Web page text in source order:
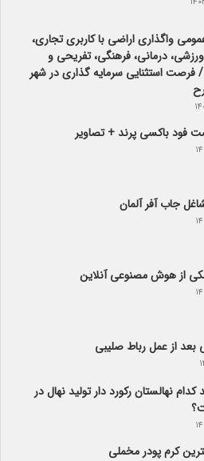
واگذاری اراضی با کاربری تجاری،
درمانی، فرهنگی، تفریحی و
استثنایی سرمایه گذاری در شهر
فود باکسی پرند + تصاویر
جاب آفر آلمان
از هوش مصنوعی آنلاین
بعد از عمل رباط صلیبی
کدام نهالستان رکورد دار تولید نهال­ در
کرم پودر مخملی